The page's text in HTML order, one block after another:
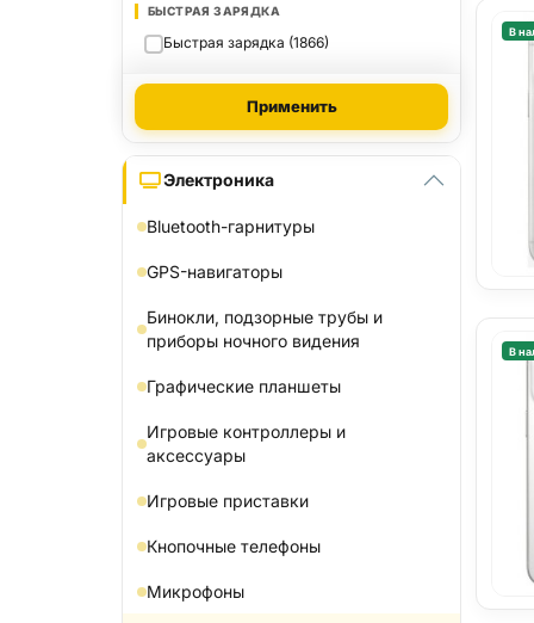
БЫСТРАЯ ЗАРЯДКА
Быстрая зарядка (1866)
Применить
Электроника
Bluetooth-гарнитуры
GPS-навигаторы
Бинокли, подзорные трубы и
приборы ночного видения
Графические планшеты
Игровые контроллеры и
аксессуары
Игровые приставки
Кнопочные телефоны
Микрофоны
В
В